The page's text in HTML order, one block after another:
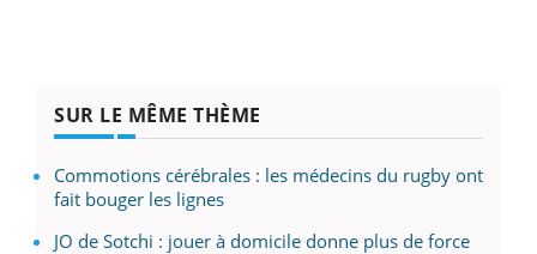
SUR LE MÊME THÈME
Commotions cérébrales : les médecins du rugby ont
fait bouger les lignes
JO de Sotchi : jouer à domicile donne plus de force